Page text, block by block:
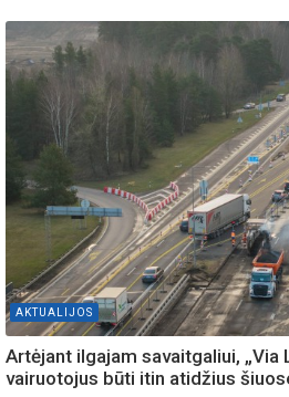
AKTUALIJOS
Artėjant ilgajam savaitgaliui, „Via
vairuotojus būti itin atidžius